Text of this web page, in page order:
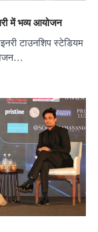
में भव्‍य आयोजन
टाउनशिप स्टेडियम